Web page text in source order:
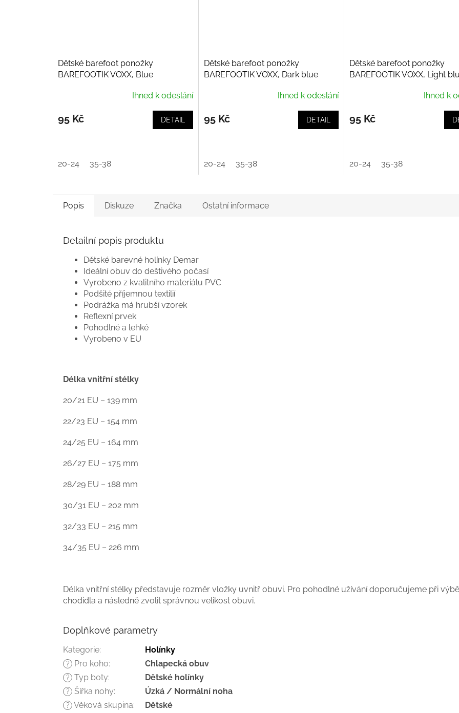
Dětské barefoot ponožky
BAREFOOTIK VOXX, Blue
Ihned k odeslání
95 Kč DETAIL
20-24 35-38
Dětské barefoot ponožky
BAREFOOTIK VOXX, Dark blue
Ihned k odeslání
95 Kč DETAIL
20-24 35-38
Dětské barefoot ponožky
BAREFOOTIK VOXX, Light
Ihned k
95 Kč
20-24 35-38
Popis Diskuze Značka Ostatní informace
Detailní popis produktu
Dětské barevné holínky Demar
Ideální obuv do deštivého počasí
Vyrobeno z kvalitního materiálu PVC
Podšité příjemnou textilií
Podrážka má hrubší vzorek
Reflexní prvek
Pohodlné a lehké
Vyrobeno v EU
Délka vnitřní stélky
20/21 EU – 139 mm
22/23 EU – 154 mm
24/25 EU – 164 mm
26/27 EU – 175 mm
28/29 EU – 188 mm
30/31 EU – 202 mm
32/33 EU – 215 mm
34/35 EU – 226 mm
Délka vnitřní stélky představuje rozměr vložky uvnitř obuvi. Pro pohodlné užívání doporučujeme při
chodidla a následně zvolit správnou velikost obuvi.
Doplňkové parametry
Kategorie: Holínky
? Pro koho: Chlapecká obuv
? Typ boty: Dětské holínky
? Šířka nohy: Úzká / Normální noha
? Věková skupina: Dětské